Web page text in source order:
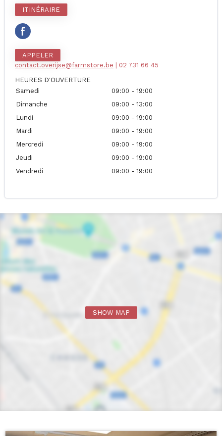
ITINÉRAIRE
APPELER
contact.overijse@farmstore.be | 02 731 66 45
HEURES D'OUVERTURE
Samedi
09:00 - 19:00
Dimanche
09:00 - 13:00
Lundi
09:00 - 19:00
Mardi
09:00 - 19:00
Mercredi
09:00 - 19:00
Jeudi
09:00 - 19:00
Vendredi
09:00 - 19:00
SHOW MAP